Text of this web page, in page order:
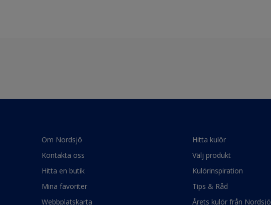
Om Nordsjö
Kontakta oss
Hitta en butik
Mina favoriter
Webbplatskarta
Hitta kulör
Välj produkt
Kulörinspiration
Tips & Råd
Årets kulör från Nordsjö